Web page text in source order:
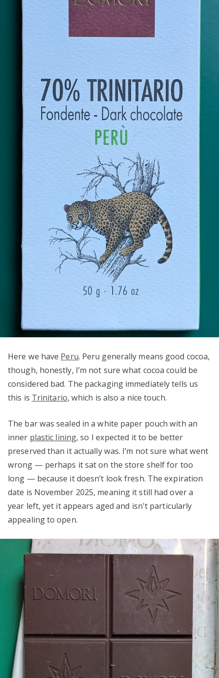
Here we have Peru. Peru generally means good cocoa,
though, honestly, I’m not sure what cocoa could be
considered bad. The packaging immediately tells us
this is Trinitario, which is also a nice touch.
The bar was sealed in a white paper pouch with an
inner plastic lining, so I expected it to be better
preserved than it actually was. I’m not sure what went
wrong — perhaps it sat on the store shelf for too
long — because it doesn’t look fresh. The expiration
date is November 2025, meaning it still had over a
year left, yet it appears aged and isn't particularly
appealing to open.